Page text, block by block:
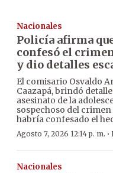
Nacionales
Policía afirma
confesó el
y dio detalles
El comisario Osvaldo
Caazapá, brindó
asesinato de la
sospechoso del crimen
habría confesado el
Agosto 7, 2026 12:14 p. m. ·
Nacionales